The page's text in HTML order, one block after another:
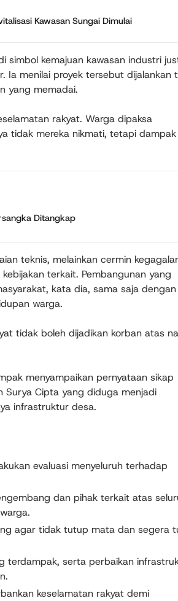
Kawasan Sungai Dimulai
simbol kemajuan kawasan industri
Ia menilai proyek tersebut dijalankan
yang memadai.
rakyat. Warga dipaksa
tidak mereka nikmati, tetapi dampak
Ditangkap
teknis, melainkan cermin
terkait. Pembangunan yang
kata dia, sama saja dengan
warga.
tidak boleh dijadikan korban atas
menyampaikan pernyataan sikap
Surya Cipta yang diduga menjadi
infrastruktur desa.
evaluasi menyeluruh terhadap
dan pihak terkait atas
agar tidak tutup mata dan segera
terdampak, serta perbaikan
keselamatan rakyat demi